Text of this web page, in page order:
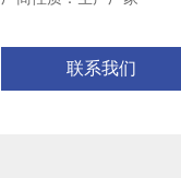
联系我们